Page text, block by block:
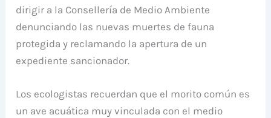
dirigir a la Consellería de Medio Ambiente
denunciando las nuevas muertes de fauna
protegida y reclamando la apertura de un
expediente sancionador.
Los ecologistas recuerdan que el morito común es
un ave acuática muy vinculada con el medio